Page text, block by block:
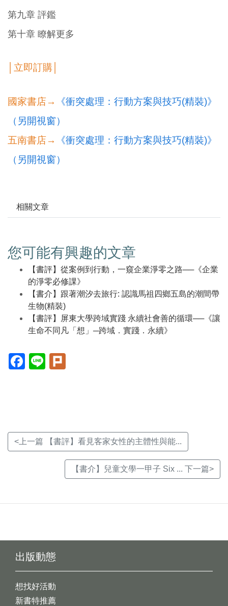
第九章 評鑑
第十章 瞭解更多
│立即訂購│
國家書店→
《衝突處理：行動方案與技巧(精裝)》
（另開視窗）
五南書店→
《衝突處理：行動方案與技巧(精裝)》
（另開視窗）
相關文章
您可能有興趣的文章
【書評】從案例到行動，一窺企業淨零之路──《企業
的淨零必修課》
【書介】跟著潮汐去旅行: 認識馬祖四鄉五島的潮間帶
生物(精裝)
【書評】屏東大學跨域實踐 永續社會善的循環──《讓
生命不同凡「想」─跨域．實踐．永續》
Facebook(另
開
Line(另
開
<上一篇 【書評】看見客家女性的主體性與能...
【書介】兒童文學一甲子 Six ... 下一篇>
出版動態
想找好活動
新書特推薦